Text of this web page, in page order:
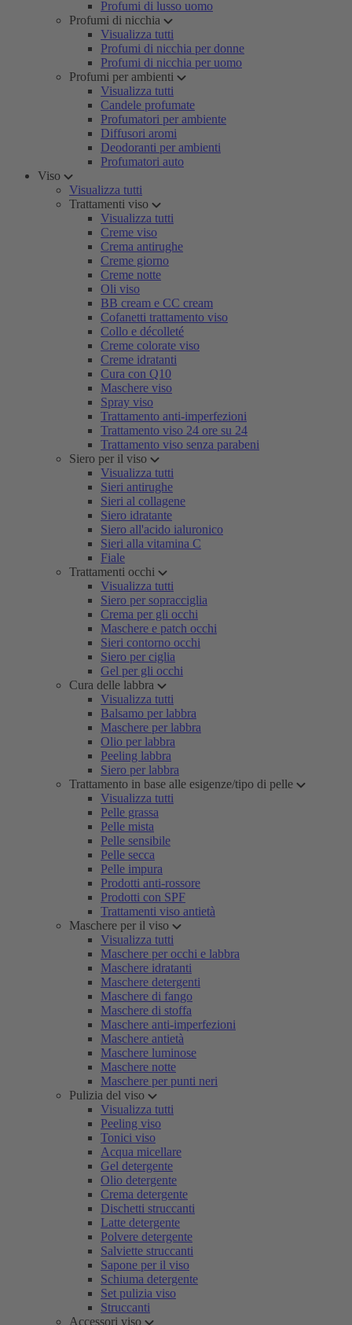
Profumi di lusso uomo
Profumi di nicchia
Visualizza tutti
Profumi di nicchia per donne
Profumi di nicchia per uomo
Profumi per ambienti
Visualizza tutti
Candele profumate
Profumatori per ambiente
Diffusori aromi
Deodoranti per ambienti
Profumatori auto
Viso
Visualizza tutti
Trattamenti viso
Visualizza tutti
Creme viso
Crema antirughe
Creme giorno
Creme notte
Oli viso
BB cream e CC cream
Cofanetti trattamento viso
Collo e décolleté
Creme colorate viso
Creme idratanti
Cura con Q10
Maschere viso
Spray viso
Trattamento anti-imperfezioni
Trattamento viso 24 ore su 24
Trattamento viso senza parabeni
Siero per il viso
Visualizza tutti
Sieri antirughe
Sieri al collagene
Siero idratante
Siero all'acido ialuronico
Sieri alla vitamina C
Fiale
Trattamenti occhi
Visualizza tutti
Siero per sopracciglia
Crema per gli occhi
Maschere e patch occhi
Sieri contorno occhi
Siero per ciglia
Gel per gli occhi
Cura delle labbra
Visualizza tutti
Balsamo per labbra
Maschere per labbra
Olio per labbra
Peeling labbra
Siero per labbra
Trattamento in base alle esigenze/tipo di pelle
Visualizza tutti
Pelle grassa
Pelle mista
Pelle sensibile
Pelle secca
Pelle impura
Prodotti anti-rossore
Prodotti con SPF
Trattamenti viso antietà
Maschere per il viso
Visualizza tutti
Maschere per occhi e labbra
Maschere idratanti
Maschere detergenti
Maschere di fango
Maschere di stoffa
Maschere anti-imperfezioni
Maschere antietà
Maschere luminose
Maschere notte
Maschere per punti neri
Pulizia del viso
Visualizza tutti
Peeling viso
Tonici viso
Acqua micellare
Gel detergente
Olio detergente
Crema detergente
Dischetti struccanti
Latte detergente
Polvere detergente
Salviette struccanti
Sapone per il viso
Schiuma detergente
Set pulizia viso
Struccanti
Accessori viso